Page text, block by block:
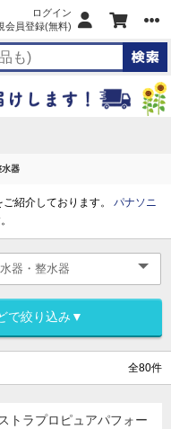
ログイン
会員登録(無料)
水器
紹介しております。 パナソニ
で絞り込み▼
全80件
トラプロピュアパフォー